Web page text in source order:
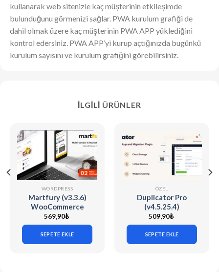
kullanarak web sitenizle kaç müşterinin etkileşimde
bulunduğunu görmenizi sağlar. PWA kurulum grafiği de
dahil olmak üzere kaç müşterinin PWA APP yüklediğini
kontrol edersiniz. PWA APP’yi kurup açtığınızda bugünkü
kurulum sayısını ve kurulum grafiğini görebilirsiniz.
İLGILI ÜRÜNLER
WORDPRESS
Martfury (v3.3.6)
WooCommerce
Marketplace
WordPress Theme
569,90₺
SEPETE EKLE
ÖZEL
Duplicator Pro
(v4.5.25.4)
WordPress Site
Migration & Backup
509,90₺
SEPETE EKLE